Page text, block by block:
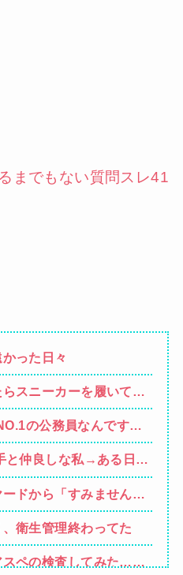
までもない質問スレ41
った日々
スニーカーを履いてき
こ靴とかじゃないの？
持ってこないしさぁ…
の公務員なんですけ
た。全く理由は思いつ
とすれば母のせいかもし
ー悪化しそう→
と仲良しな私→ある日、
相手「血繋がってない
けないの腹立つわ…姑
に笑」私「…」
ドから「すみません、
でもあなた、初めてじ
ゃどうしようもないか
た→すると・・・
、衛生管理終わってた
スペの検査してみた…み